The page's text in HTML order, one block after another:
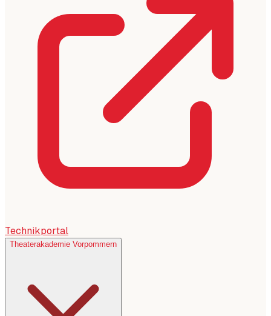
Technikportal
Theaterakademie Vorpommern